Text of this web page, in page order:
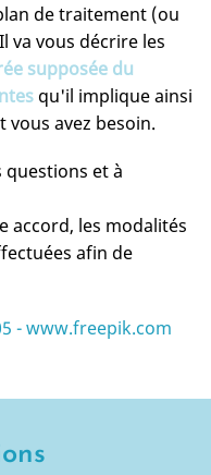
de traitement (ou
va vous décrire les
supposée du
qu'il implique ainsi
avez besoin.
questions et à
accord, les modalités
afin de
- www.freepik.com